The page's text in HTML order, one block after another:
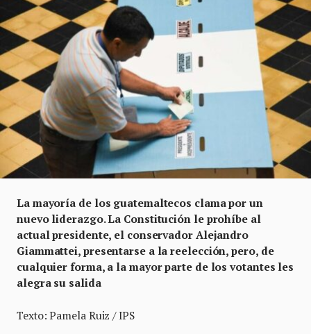
La mayoría de los guatemaltecos clama por un
nuevo liderazgo. La Constitución le prohíbe al
actual presidente, el conservador Alejandro
Giammattei, presentarse a la reelección, pero, de
cualquier forma, a la mayor parte de los votantes les
alegra su salida
Texto: Pamela Ruiz / IPS